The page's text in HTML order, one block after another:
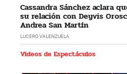
Cassandra Sánchez aclara
su relación con Deyvis
Andrea San Martín
LUCERO VALENZUELA
Videos de Espectáculos